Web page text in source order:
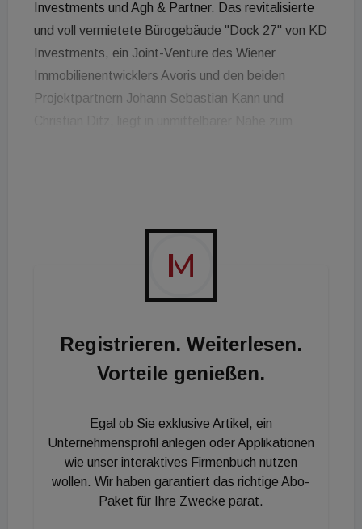
Investments und Agh & Partner. Das revitalisierte
und voll vermietete Bürogebäude "Dock 27" von KD
Investments, ein Joint-Venture des Wiener
Immobilienentwicklers Avoris und den beiden
Projektpartnern Johann Sebastian Kann und
"Neben der optimalen Lage haben uns an Dock 27
vor allem die ausgezeichnete, diversifizierte
Mieterstruktur und der Vermietungsgrad von
annähernd 100 Prozent überzeugt", sagt Andreas
Mieteinnahmen gesichert. Flexible Grundrisse und
die gute Durchschnittsmiete sind gewichtige
Büroräumlichkeiten. Daher sehen wir auch etwaigen
notwendigen Nachvermietungen absolut
zuversichtlich entgegen." Nach der umfangreichen
Revitalisierung ist das Dock 27 heute barrierefrei
und überzeugt mit Raumhöhen über drei Metern,
Registrieren. Weiterlesen.
Vorteile genießen.
Egal ob Sie exklusive Artikel, ein
Unternehmensprofil anlegen oder Applikationen
wie unser interaktives Firmenbuch nutzen
wollen. Wir haben garantiert das richtige Abo-
Paket für Ihre Zwecke parat.